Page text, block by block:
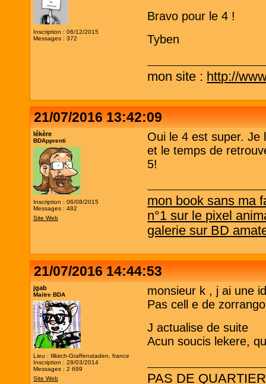
Inscription : 06/12/2015
Messages : 372
Bravo pour le 4 !
Tyben
mon site : http://
21/07/2016 13:42:09
lékère
BDApprenti
Inscription : 06/08/2015
Messages : 482
Site Web
Oui le 4 est super. Je
et le temps de
5!
mon book sans ma
n°1 sur le pixel
galerie sur BD
21/07/2016 14:44:53
jgab
Maitre BDA
Lieu : Illkirch-Graffenstaden, france
Inscription : 28/03/2014
Messages : 2 699
Site Web
monsieur k , j ai une
Pas cell e de
J actualise de suite
Acun soucis lekere,
PAS DE